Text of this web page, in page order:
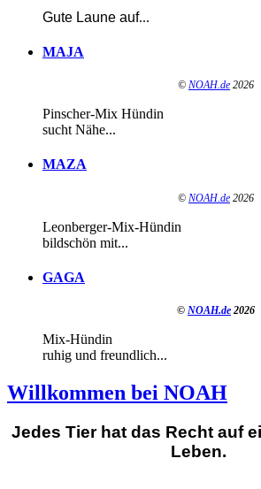
Gute Laune auf...
MAJA
© NOAH.de 2026
Pinscher-Mix Hündin
sucht Nähe...
MAZA
© NOAH.de 2026
Leonberger-Mix-Hündin
bildschön mit...
GAGA
© NOAH.de 2026
Mix-Hündin
ruhig und freundlich...
Willkommen bei NOAH
Jedes Tier hat das Recht auf
Leben.